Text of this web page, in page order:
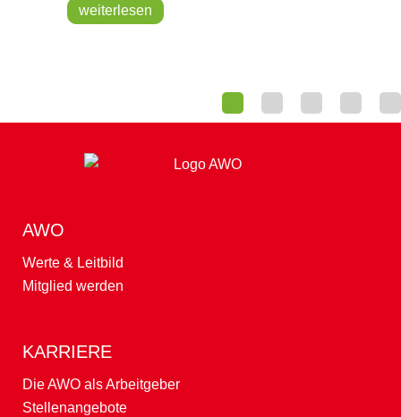
weiterlesen
Migration in
die Irre führen
AWO
Werte & Leitbild
Mitglied werden
KARRIERE
Die AWO als Arbeitgeber
Stellenangebote